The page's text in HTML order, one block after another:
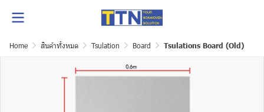
Home สินค้าทั้งหมด Tsulation Board Tsulations Board (Old)